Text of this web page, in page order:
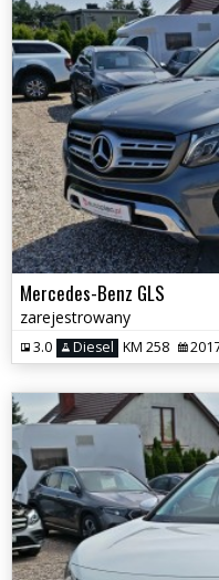
Mercedes-Benz GLS
zarejestrowany
3.0 Diesel KM 258